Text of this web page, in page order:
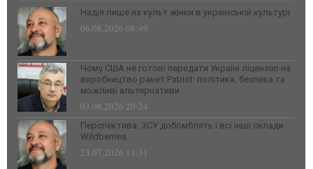
Надія лише на культ жінки в українській культурі
06.08.2026 08:49
Чому США не готові передати Україні ліцензію на
виробництво ракет Patriot: політика, безпека та
можливі альтернативи
03.08.2026 20:24
Перспектива: ЗСУ добомблять і всі інші склади
Wildberries
23.07.2026 11:31